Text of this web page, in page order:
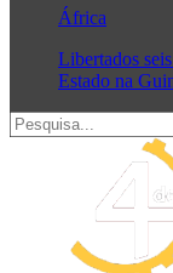
África
Libertados
Estado na